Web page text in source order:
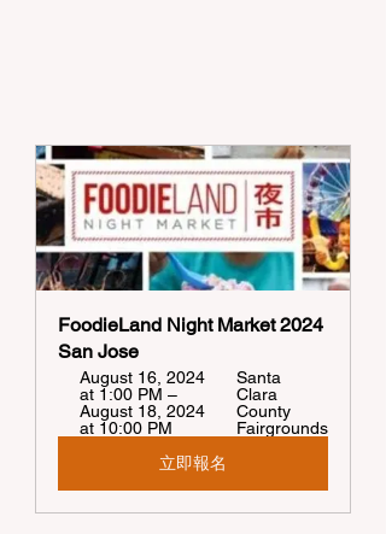
FoodieLand Night Market 2024
San Jose
August 16, 2024
at 1:00 PM –
August 18, 2024
at 10:00 PM
Santa
Clara
County
Fairgrounds
立即報名